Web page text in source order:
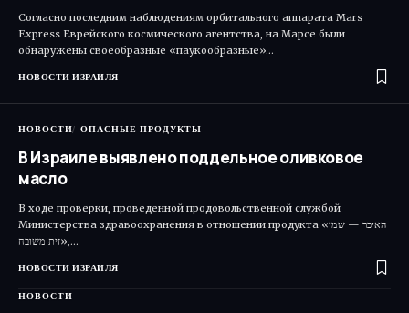
Согласно последним наблюдениям орбитального аппарата Mars
Express Еврейского космического агентства, на Марсе были
обнаружены своеобразные «паукообразные»…
НОВОСТИ ИЗРАИЛЯ
НОВОСТИ ОПАСНЫЕ ПРОДУКТЫ
В Израиле выявлено поддельное оливковое
масло
В ходе проверки, проведенной продовольственной службой
Министерства здравоохранения в отношении продукта «האיכר — שמן
זית משובח»,…
НОВОСТИ ИЗРАИЛЯ
НОВОСТИ